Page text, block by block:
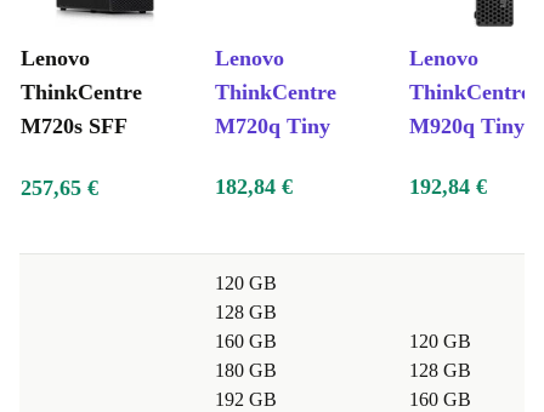
kūrybiniams užsiėmimams. Vyresnio amžiaus žmonės
patogų naudojimą. Patyrę naudotojai vertina tvarumą,
kuris daro jį ekologiškesniu pasirinkimu nei naujas
Pakeiskite savo darbo vietą su visiškai atnaujintu
„Lenovo ThinkCentre M720s SFF“ – čia galia susitinka
su efektyvumu, saugumas su stiliumi, o kompaktiškas
dizainas su kompromisų nepripažįstančiu našumu.
Lenovo
ThinkCentre
M720s SFF
Lenovo
ThinkCentre
M720q Tiny
Lenovo
ThinkCentre
M920q Tiny
257,65 € 182,84 € 192,84 €
120 GB
128 GB
160 GB
180 GB
192 GB
120 GB
128 GB
160 GB